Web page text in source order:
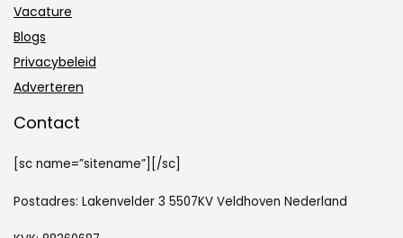
Vacature
Blogs
Privacybeleid
Adverteren
Contact
[sc name=”sitename”][/sc]
Postadres: Lakenvelder 3 5507KV Veldhoven Nederland